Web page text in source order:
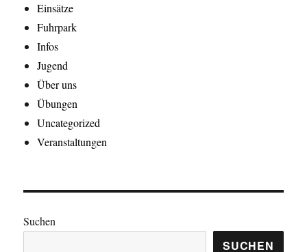
Einsätze
Fuhrpark
Infos
Jugend
Über uns
Übungen
Uncategorized
Veranstaltungen
Suchen
SUCHEN